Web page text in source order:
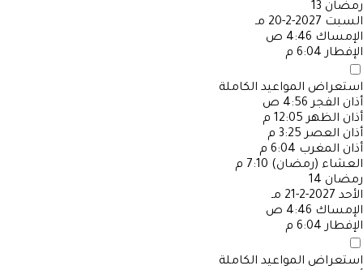
رمضان 13
السبت 2027-2-20 مـ
الإمساك 4:46 ص
الإفطار 6:04 م
استعراض المواعيد الكاملة
أذان الفجر 4:56 ص
أذان الظهر 12:05 م
أذان العصر 3:25 م
أذان المغرب 6:04 م
العشاء (رمضان) 7:10 م
رمضان 14
الأحد 2027-2-21 مـ
الإمساك 4:46 ص
الإفطار 6:04 م
استعراض المواعيد الكاملة